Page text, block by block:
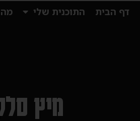
דף הבית התוכנית שלי
מיץ